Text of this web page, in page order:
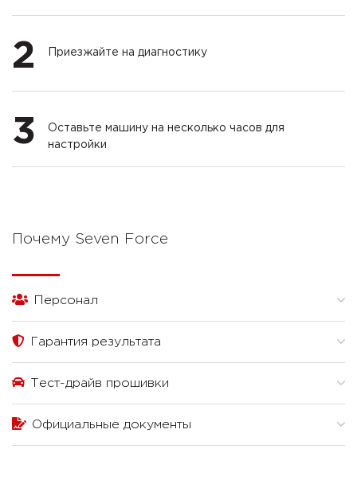
2 Приезжайте на диагностику
3
Оставьте машину на несколько часов для
настройки
Почему Seven Force
Персонал
Гарантия результата
Тест-драйв прошивки
Официальные документы